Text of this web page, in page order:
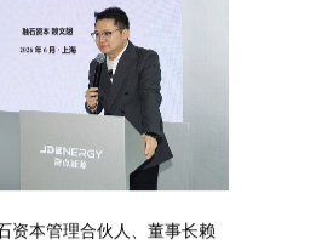
资本管理合伙人、董事长赖